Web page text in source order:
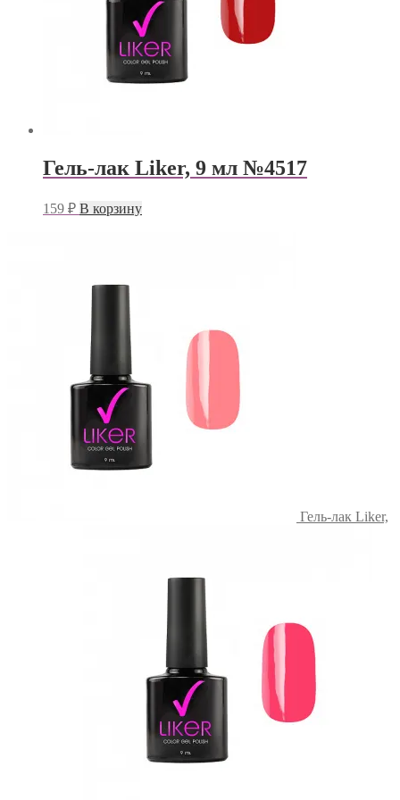
Гель-лак Liker, 9 мл №4517
159 ₽ В корзину
Гель-лак Liker,